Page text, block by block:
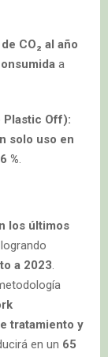
CO₂ al año
a
Plastic Off):
solo uso en
%.
los últimos
a 2023.
tratamiento y
en un 65